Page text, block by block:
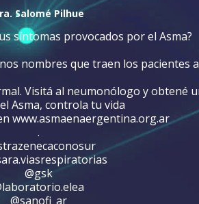
Salomé Pilhue
síntomas provocados por el Asma?
nombres que traen los pacientes
Visitá al neumonólogo y obtené
Asma, controla tu vida
www.asmaenaergentina.org.ar
.
@gsk
@sanofi_ar